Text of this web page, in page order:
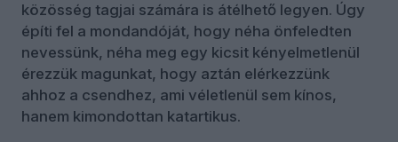
közösség tagjai számára is átélhető legyen. Úgy
építi fel a mondandóját, hogy néha önfeledten
nevessünk, néha meg egy kicsit kényelmetlenül
érezzük magunkat, hogy aztán elérkezzünk
ahhoz a csendhez, ami véletlenül sem kínos,
hanem kimondottan katartikus.